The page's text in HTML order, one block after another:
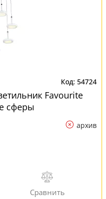
54724
Favourite
сферы
архив